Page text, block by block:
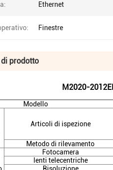
Ethernet
Finestre
prodotto
M2020-
Modello
Articoli di ispezione
Metodo di rilevamento
Fotocamera
lenti telecentriche